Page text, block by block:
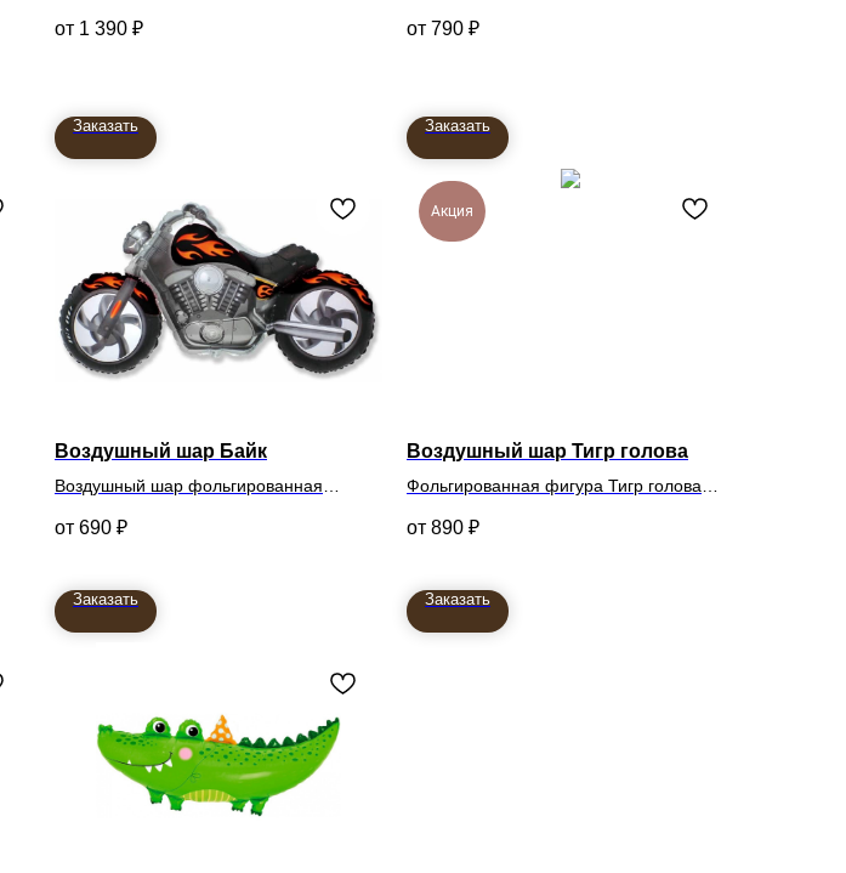
1 390 ₽
Заказать
790 ₽
Заказать
Воздушный шар Байк
Воздушный шар фольгированная
690 ₽
Заказать
Акция
Воздушный шар Тигр голова
Фольгированная фигура Тигр голова
890 ₽
Заказать